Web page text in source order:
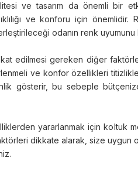
ve tasarım da önemli bir
ve konforu için önemlidir.
odanın renk uyumunu
edilmesi gereken diğer
ve konfor özellikleri
gösterir, bu sebeple
yararlanmak için koltuk
dikkate alarak, size uygun